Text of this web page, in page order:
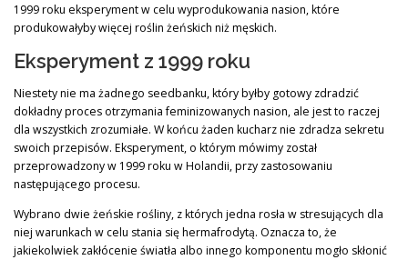
1999 roku eksperyment w celu wyprodukowania nasion, które
produkowałyby więcej roślin żeńskich niż męskich.
Eksperyment z 1999 roku
Niestety nie ma żadnego seedbanku, który byłby gotowy zdradzić
dokładny proces otrzymania feminizowanych nasion, ale jest to raczej
dla wszystkich zrozumiałe. W końcu żaden kucharz nie zdradza sekretu
swoich przepisów. Eksperyment, o którym mówimy został
przeprowadzony w 1999 roku w Holandii, przy zastosowaniu
następującego procesu.
Wybrano dwie żeńskie rośliny, z których jedna rosła w stresujących dla
niej warunkach w celu stania się hermafrodytą. Oznacza to, że
jakiekolwiek zakłócenie światła albo innego komponentu mogło skłonić